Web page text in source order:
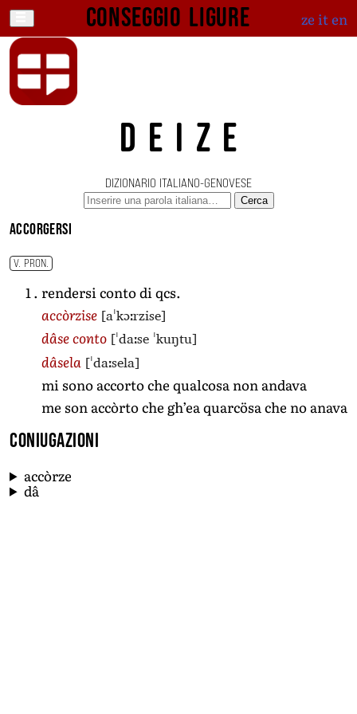
Conseggio ligure ze iten
DEIZE
DIZIONARIO ITALIANO-GENOVESE
Cerca
accorgersi
V. PRON.
rendersi conto di qcs.
accòrzise [aˈkɔːrzise]
dâse conto [ˈdaːse ˈkuŋtu]
dâsela [ˈdaːsela]
mi sono accorto che qualcosa non andava
me son accòrto che gh’ea quarcösa che no anava
Coniugazioni
accòrze
dâ